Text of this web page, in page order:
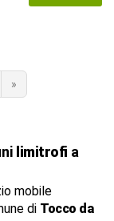
»
limitrofi a
mobile
di Tocco da